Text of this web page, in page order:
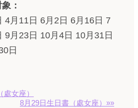
：
4月11日 6月2日 6月16日 7
9月23日 10月4日 10月31日
日
女座）
8月29日生日書（處女座）»»